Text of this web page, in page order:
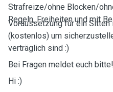
Strafreize/ohne Blocken/
Regeln, Freiheiten und mit
Voraussetzung für ein Sitten
(kostenlos) um
verträglich sind :)
Bei Fragen meldet euch bitte!
Hi :)